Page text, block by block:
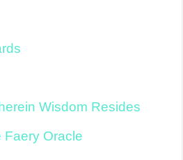
Wisdom Resides
Faery Oracle